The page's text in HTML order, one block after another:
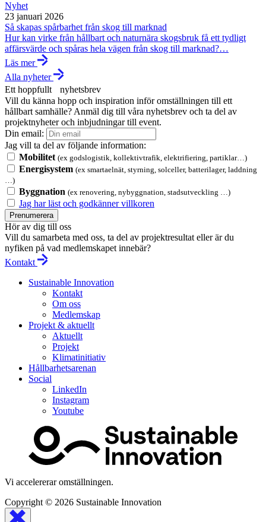
Nyhet
23 januari 2026
Så skapas spårbarhet från skog till marknad
Hur kan virke från hållbart och naturnära skogsbruk få ett tydligt
affärsvärde och spåras hela vägen från skog till marknad?…
Läs mer
Alla nyheter
Ett hoppfullt nyhetsbrev
Vill du känna hopp och inspiration inför omställningen till ett
hållbart samhälle? Anmäl dig till våra nyhetsbrev och ta del av
projektnyheter och inbjudningar till event.
Din email:
Jag vill ta del av följande information:
Mobilitet (ex godslogistik, kollektivtrafik, elektrifiering, partiklar…)
Energisystem (ex smartaelnät, styrning, solceller, batterilager, laddning
…)
Byggnation (ex renovering, nybyggnation, stadsutveckling …)
Jag har läst och godkänner villkoren
Prenumerera
Hör av dig till oss
Vill du samarbeta med oss, ta del av projektresultat eller är du
nyfiken på vad medlemskapet innebär?
Kontakt
Sustainable Innovation
Kontakt
Om oss
Medlemskap
Projekt & aktuellt
Aktuellt
Projekt
Klimatinitiativ
Hållbarhetsarenan
Social
LinkedIn
Instagram
Youtube
Vi accelererar omställningen.
Copyright © 2026 Sustainable Innovation